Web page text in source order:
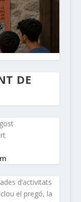
DE
d’activitats
el pregó, la